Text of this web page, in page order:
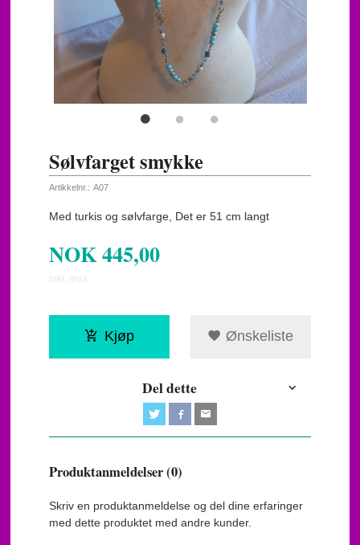
Sølvfarget smykke
Artikkelnr.: A07
Med turkis og sølvfarge, Det er 51 cm langt
NOK445,00
inkl. mva.
Kjøp Ønskeliste
Del dette
Produktanmeldelser (0)
Skriv en produktanmeldelse og del dine erfaringer
med dette produktet med andre kunder.